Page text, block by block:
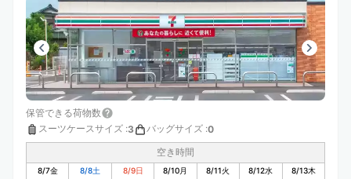
保管できる荷物数
スーツケースサイズ :3 バッグサイズ :0
空き時間
8/7金 8/8土 8/9日 8/10月 8/11火 8/12水 8/13木